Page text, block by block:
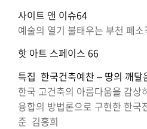
사이트 앤 이슈64
예술의 열기 불태우는 부천 폐소
핫 아트 스페이스 66
특집 한국건축예찬 – 땅의 깨달
한국 고건축의 아름다움을 감상
융합의 방법론으로 구현한 한국
준 김홍희